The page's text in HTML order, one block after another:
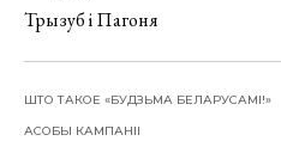
Трызуб і Пагоня
ШТО ТАКОЕ «БУДЗЬМА БЕЛАРУСАМІ!»
АСОБЫ КАМПАНІІ